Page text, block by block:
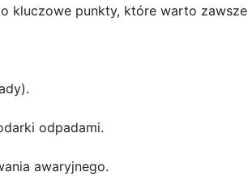
kluczowe punkty, które warto zawsze
odpadami.
awaryjnego.